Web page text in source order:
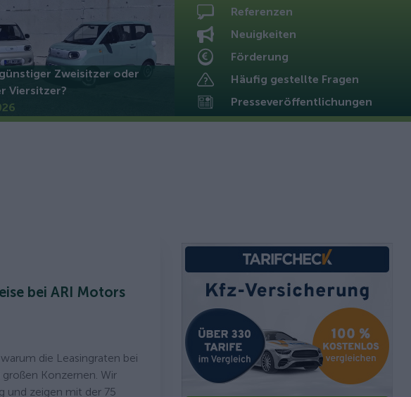
Zweisitzer oder
Viersitzer?
Referenzen
Neuigkeiten
Förderung
Häufig gestellte Fragen
Presseveröffentlichungen
bei ARI Motors
die Leasingraten bei
Konzernen. Wir
und zeigen mit der 75